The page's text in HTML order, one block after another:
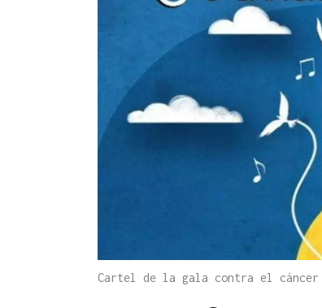
Cartel de la gala contra el cáncer